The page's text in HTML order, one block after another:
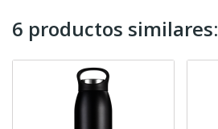
6 productos similares: